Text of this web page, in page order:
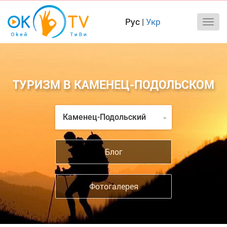
Рус | Укр
ТУРИЗМ В КАМЕНЕЦ-ПОДОЛЬСКОМ
Каменец-Подольский
Блог
Фотогалерея